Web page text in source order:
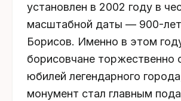
установлен в 2002 году в
масштабной даты — 900-
Борисов. Именно в этом
борисовчане торжественно
юбилей легендарного
монумент стал главным